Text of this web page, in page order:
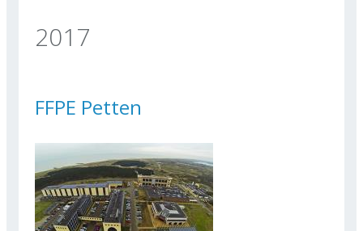
2017
FFPE Petten